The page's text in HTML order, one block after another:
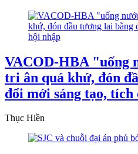
VACOD-HBA "uống
tri ân quá khứ, đón
đổi mới sáng tạo, tích
Thục Hiền